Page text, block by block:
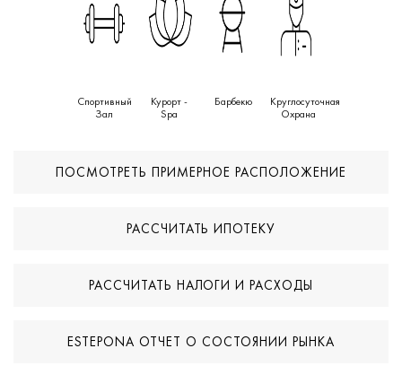
Спортивный
Зал
Курорт -
Spa
Барбекю
Круглосуточная
Охрана
ПОСМОТРЕТЬ ПРИМЕРНОЕ РАСПОЛОЖЕНИЕ
РАССЧИТАТЬ ИПОТЕКУ
РАССЧИТАТЬ НАЛОГИ И РАСХОДЫ
ESTEPONA ОТЧЕТ О СОСТОЯНИИ РЫНКА